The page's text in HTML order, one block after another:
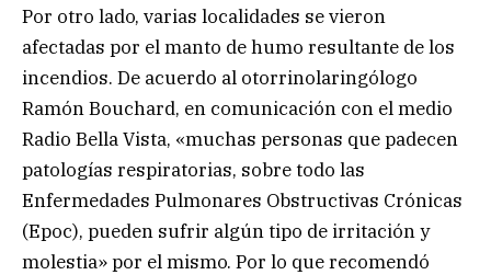
Por otro lado, varias localidades se vieron
afectadas por el manto de humo resultante de los
incendios. De acuerdo al otorrinolaringólogo
Ramón Bouchard, en comunicación con el medio
Radio Bella Vista, «muchas personas que padecen
patologías respiratorias, sobre todo las
Enfermedades Pulmonares Obstructivas Crónicas
(Epoc), pueden sufrir algún tipo de irritación y
molestia» por el mismo. Por lo que recomendó